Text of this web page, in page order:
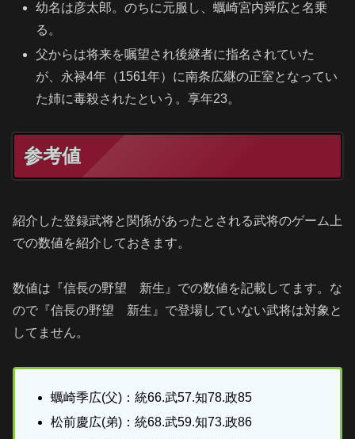
幼名は彦太郎。のちに元服し、蠣崎宮内舜広と名乗
る。
父からは将来を嘱望され後継者に指名されていた
が、永禄4年（1561年）に南条広継の正室となってい
た姉に毒殺されたという。享年23。
参考値
紹介した登録武将と関係があったとされる武将のゲーム上
での数値を紹介しておきます。
数値は『信長の野望 新生』での数値を記載してます。な
ので『信長の野望 新生』で登場していない武将は対象と
してません。
蠣崎季広(父)：統66.武57.知78.政85
松前慶広(弟)：統68.武59.知73.政86